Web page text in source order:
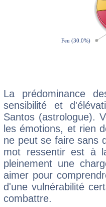
La prédominance
sensibilité et
Santos (astrologue).
les émotions, et rien
ne peut se faire sans
mot ressentir est à
pleinement une
aimer pour
d'une vulnérabilité
combattre.